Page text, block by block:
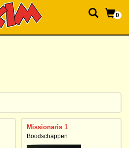
0
Missionaris 1
Boodschappen